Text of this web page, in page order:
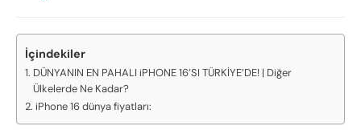
İçindekiler
DÜNYANIN EN PAHALI iPHONE 16’SI TÜRKİYE’DE! | Diğer
Ülkelerde Ne Kadar?
iPhone 16 dünya fiyatları: